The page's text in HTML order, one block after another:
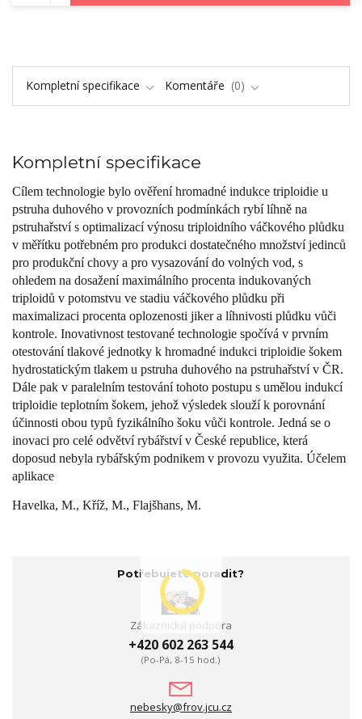
Kompletní specifikace Komentáře 0
Kompletní specifikace
Cílem technologie bylo ověření hromadné indukce triploidie u
pstruha duhového v provozních podmínkách rybí líhně na
pstruhařství s optimalizací výnosu triploidního váčkového plůdku
v měřítku potřebném pro produkci dostatečného množství jedinců
pro produkční chovy a pro vysazování do volných vod, s
ohledem na dosažení maximálního procenta indukovaných
triploidů v potomstvu ve stadiu váčkového plůdku při
maximalizaci procenta oplozenosti jiker a líhnivosti plůdku vůči
kontrole. Inovativnost testované technologie spočívá v prvním
otestování tlakové jednotky k hromadné indukci triploidie šokem
hydrostatickým tlakem u pstruha duhového na pstruhařství v ČR.
Dále pak v paralelním testování tohoto postupu s umělou indukcí
triploidie teplotním šokem, jehož výsledek slouží k porovnání
účinnosti obou typů fyzikálního šoku vůči kontrole. Jedná se o
inovaci pro celé odvětví rybářství v České republice, která
doposud nebyla rybářským podnikem v provozu využita. Účelem
aplikace
Havelka, M., Kříž, M., Flajšhans, M.
Potřebujete poradit?
Zákaznická podpora
+420 602 263 544
(Po-Pá, 8-15 hod.)
nebesky@frov.jcu.cz